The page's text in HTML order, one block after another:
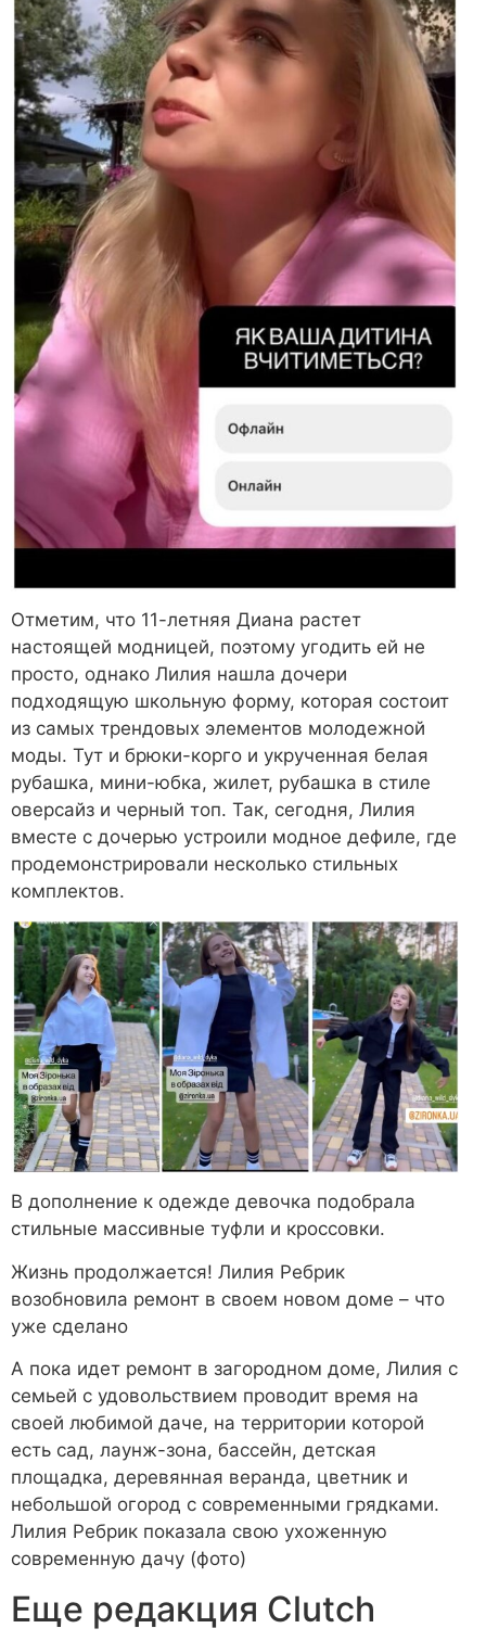
Отметим, что 11-летняя Диана растет
настоящей модницей, поэтому угодить ей не
просто, однако Лилия нашла дочери
подходящую школьную форму, которая состоит
из самых трендовых элементов молодежной
моды. Тут и брюки-корго и укрученная белая
рубашка, мини-юбка, жилет, рубашка в стиле
оверсайз и черный топ. Так, сегодня, Лилия
вместе с дочерью устроили модное дефиле, где
продемонстрировали несколько стильных
комплектов.
В дополнение к одежде девочка подобрала
стильные массивные туфли и кроссовки.
Жизнь продолжается! Лилия Ребрик
возобновила ремонт в своем новом доме – что
уже сделано
А пока идет ремонт в загородном доме, Лилия с
семьей с удовольствием проводит время на
своей любимой даче, на территории которой
есть сад, лаунж-зона, бассейн, детская
площадка, деревянная веранда, цветник и
небольшой огород с современными грядками.
Лилия Ребрик показала свою ухоженную
современную дачу (фото)
Еще редакция Сlutch